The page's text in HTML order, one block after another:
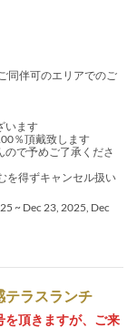
同伴可のエリアでのご
います
％頂戴致します
ので予めご了承くださ
を得ずキャンセル扱い
~ Dec 23, 2025, Dec
テラスランチ
を頂きますが、ご来